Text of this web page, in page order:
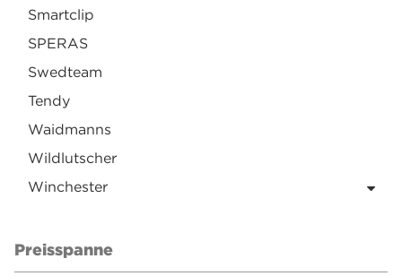
Smartclip
SPERAS
Swedteam
Tendy
Waidmanns
Wildlutscher
Winchester
Preisspanne